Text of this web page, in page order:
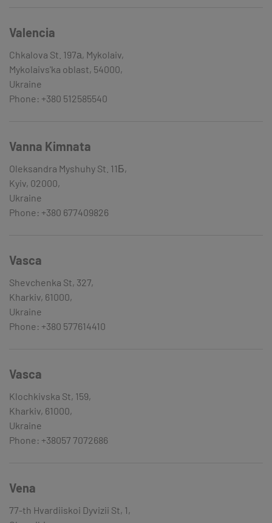
Valencia
Chkalova St. 197а, Mykolaiv,
Mykolaivs'ka oblast, 54000,
Ukraine
Phone: +380 512585540
Vanna Kimnata
Oleksandra Myshuhy St. 11Б,
Kyiv, 02000,
Ukraine
Phone: +380 677409826
Vasca
Shevchenka St, 327,
Kharkiv, 61000,
Ukraine
Phone: +380 577614410
Vasca
Klochkivska St, 159,
Kharkiv, 61000,
Ukraine
Phone: +38057 7072686
Vena
77-th Hvardiiskoi Dyvizii St, 1,